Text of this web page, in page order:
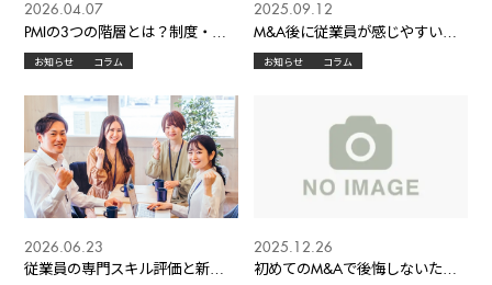
PMIの3つの階層とは？制度・業
導く実践戦略― 統合の本質を理
2026.04.07
お知らせ コラム
M&A後に従業員が感じやすい不
2025.09.12
お知らせ コラム
従業員の専門スキル評価と新し
2026.06.23
初めてのM&Aで後悔しないため
2025.12.26